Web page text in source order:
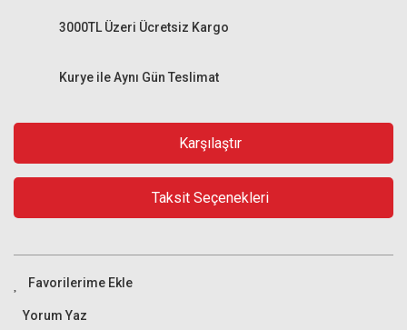
Kurye ile Aynı Gün Teslimat
3000TL Üzeri Ücretsiz Kargo
Karşılaştır
Taksit Seçenekleri
Yorum Yaz